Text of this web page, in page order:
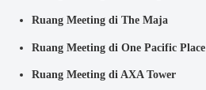
Ruang Meeting di The Maja
Ruang Meeting di One Pacific Place
Ruang Meeting di AXA Tower